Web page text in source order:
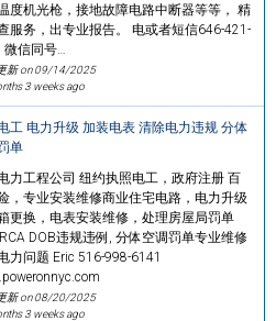
度机光枪，接地故障电路中断器等等， 精
服务，出专业报告。 电或者短信646-421-
信同号…
新 on09/14/2025
3 weeks ago
工 电力升级 加装电表 清除电力违规 分体
单
力工程公司 纽约执照电工，政府注册 百
，专业安装维修商业住宅电路，电力升级
更换，电表安装维修，处理房屋局罚单
DOB违规违例, 分体空调罚单专业维修
力问题 Eric 516-998-6141
新 on08/20/2025
3 weeks ago